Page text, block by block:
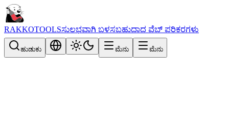
RAKKOTOOLSಸುಲಭವಾಗಿ ಬಳಸಬಹುದಾದ ವೆಬ್ ಪರಿಕರಗಳು
ಹುಡುಕು ಮೆನು ಮೆನು